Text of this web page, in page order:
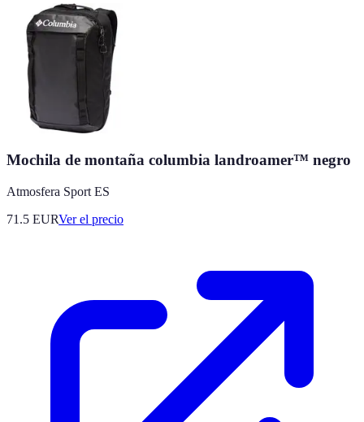
Mochila de montaña columbia landroamer™ negro
Atmosfera Sport ES
71.5 EURVer el precio